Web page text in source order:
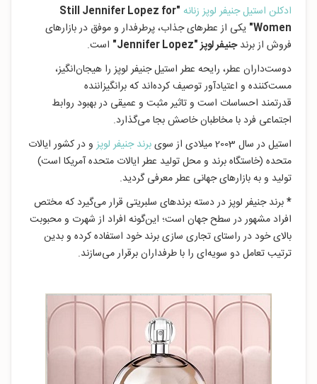
ادکلن استیل جنیفر لوپز زنانه "Still Jennifer Lopez for
Women" یکی از عطرهای جذاب، پرطرفدار و موفق در بازارهای
فروش از برندجنیفر لوپز "Jennifer Lopez"
است.
دوست‌داران عطر، رایحه عطر استیل جنیفر لوپز را هیجان‌انگیز،
مست‌کننده و اعتیادآور توصیف کرده‌اند که برانگیزاننده
قدرتمند احساسات است و تاثیر مثبت و عمیقی در بهبود روابط
اجتماعی فرد با مخاطبان خاصش بجا می‌گذارد.
استیل در سال 2003 میلادی از سوی
برند جنیفر لوپزو در کشور ایالات
متحده (خاستگاه برند و محل تولید عطر ایالات متحده آمریکا است)
تولید و به بازارهای جهانی عطر معرفی گردید.
*برند جنیفر لوپز در دسته برندهای سلبریتی قرار می‌گیرد که مختص
افراد مشهور در سطح جهان است؛ این‌گونه افراد از شهرت و محبوبت
بالای خود در راستای تجاری سازی برند خود استفاده کرده و بدین
ترتیب تعامل دو سویه‌ای را با طرفداران برقرار می‌سازند.